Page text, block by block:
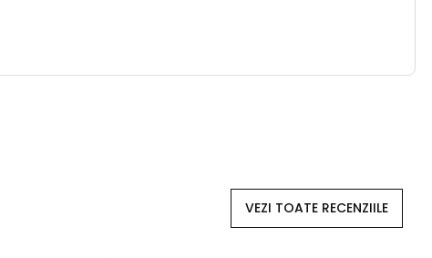
VEZI TOATE RECENZIILE